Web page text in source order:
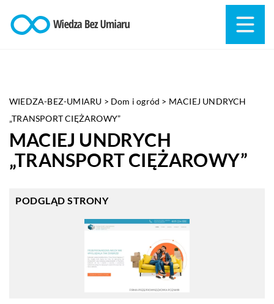
WIEDZA-BEZ-UMIARU > Dom i ogród > MACIEJ UNDRYCH
„TRANSPORT CIĘŻAROWY”
MACIEJ UNDRYCH
„TRANSPORT CIĘŻAROWY”
PODGLĄD STRONY